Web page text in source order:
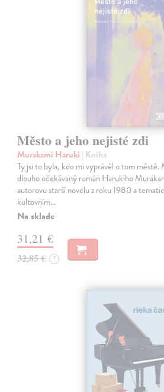
Město a jeho nejisté zdi
Murakami Haruki | Kniha
Ty jsi to byla, kdo mi vyprávěl o tom městě.
dlouho očekávaný román Harukiho
autorovu starší novelu z roku 1980 a
kultovním…
Na sklade
31,21 €
32,85 € ?